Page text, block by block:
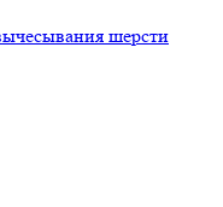
шерсти